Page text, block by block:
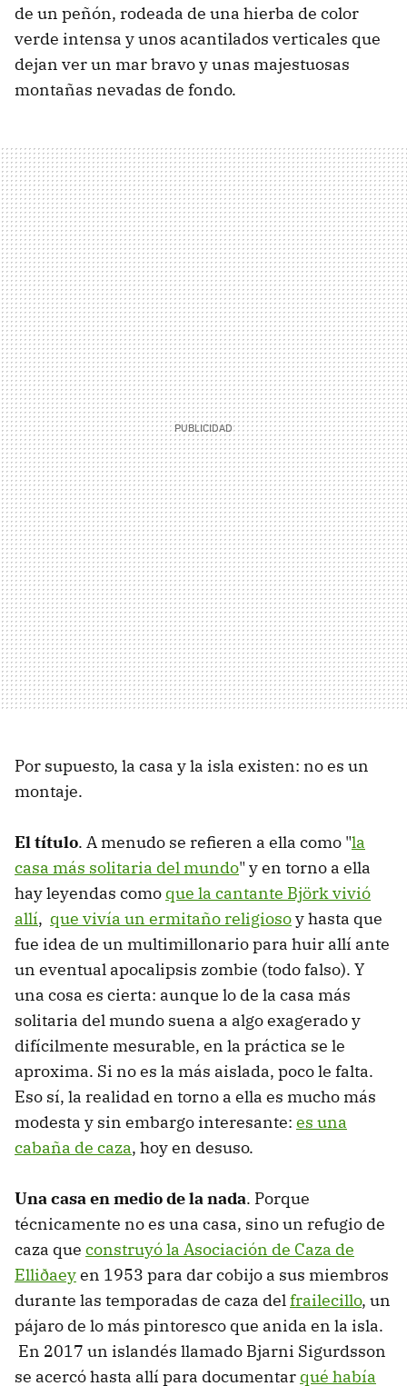
de un peñón, rodeada de una hierba de color
verde intensa y unos acantilados verticales que
dejan ver un mar bravo y unas majestuosas
montañas nevadas de fondo.
Por supuesto, la casa y la isla existen: no es un
montaje.
El título. A menudo se refieren a ella como "la
casa más solitaria del mundo" y en torno a ella
hay leyendas como que la cantante Björk vivió
allí, que vivía un ermitaño religiosoy hasta que
fue idea de un multimillonario para huir allí ante
un eventual apocalipsis zombie (todo falso). Y
una cosa es cierta: aunque lo de la casa más
solitaria del mundo suena a algo exagerado y
difícilmente mesurable, en la práctica se le
aproxima. Si no es la más aislada, poco le falta.
Eso sí, la realidad en torno a ella es mucho más
modesta y sin embargo interesante: es una
cabaña de caza, hoy en desuso.
Una casa en medio de la nada. Porque
técnicamente no es una casa, sino un refugio de
caza que construyó la Asociación de Caza de
Elliðaeyen 1953 para dar cobijo a sus miembros
durante las temporadas de caza delfrailecillo, un
pájaro de lo más pintoresco que anida en la isla.
En 2017 un islandés llamado Bjarni Sigurdsson
se acercó hasta allí para documentar qué había